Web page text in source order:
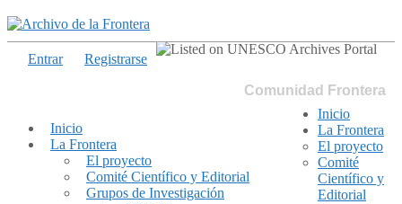
Comunidad Frontera
Inicio
La Frontera
El proyecto
Comité Científico y Editorial
Grupos de Investigación
Entrar Registrarse
Inicio
La Frontera
El proyecto
Comité
Científico y
Editorial